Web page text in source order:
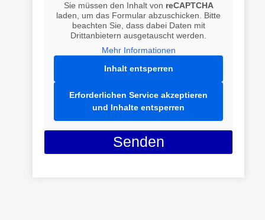
Sie müssen den Inhalt von reCAPTCHA
laden, um das Formular abzuschicken. Bitte
beachten Sie, dass dabei Daten mit
Drittanbietern ausgetauscht werden.
Mehr Informationen
Inhalt entsperren
Erforderlichen Service akzeptieren
und Inhalte entsperren
Senden